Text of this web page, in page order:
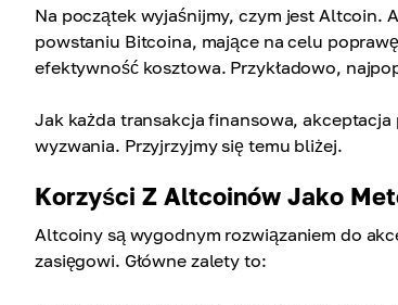
Na początek wyjaśnijmy, czym jest
powstaniu Bitcoina, mające na celu
efektywność kosztowa. Przykładowo,
Jak każda transakcja finansowa,
wyzwania. Przyjrzyjmy się temu bliżej.
Korzyści Z Altcoinów Jako
Altcoiny są wygodnym rozwiązaniem do
zasięgowi. Główne zalety to: